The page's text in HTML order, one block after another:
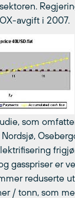
avgift i 2007.
som
gasspriser er
reduserte
/ tonn, som